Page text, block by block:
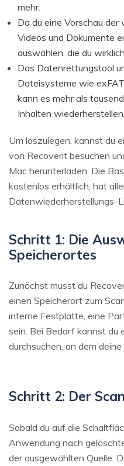
mehr.
Da du eine Vorschau
Videos und Dokumente
auswählen, die du
Das Datenrettungstool
Dateisysteme wie
kann es mehr als
Inhalten wiederherstellen.
Um loszulegen, kannst du
von Recoverit besuchen
Mac herunterladen. Die
kostenlos erhältlich, hat
Datenwiederherstellungs-
Schritt 1: Die
Speicherortes
Zunächst musst du
einen Speicherort zum
interne Festplatte, eine
sein. Bei Bedarf kannst du
durchsuchen, an dem
Schritt 2: Der
Sobald du auf die
Anwendung nach
der ausgewählten Quelle.